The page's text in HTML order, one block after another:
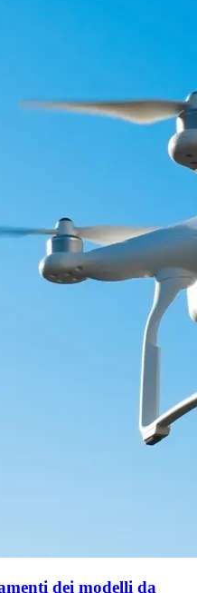
dei modelli da